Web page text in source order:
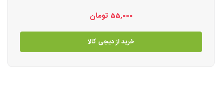
55,000 تومان
خرید از دیجی کالا